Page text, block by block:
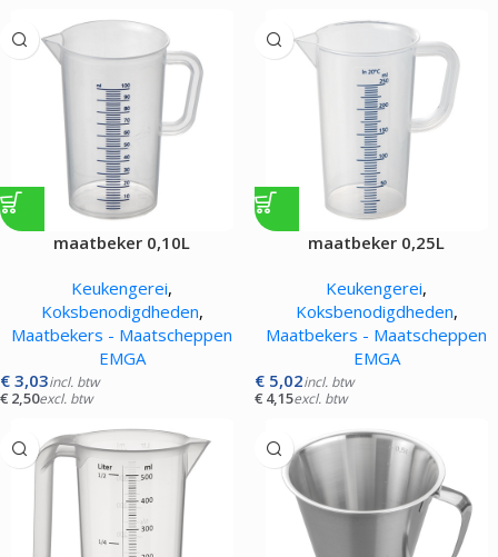
maatbeker 0,10L
Keukengerei,
Koksbenodigdheden,
Maatbekers - Maatscheppen
EMGA
€ 3,03incl. btw
€ 2,50excl. btw
maatbeker 0,25L
Keukengerei,
Koksbenodigdheden,
Maatbekers - Maatscheppen
EMGA
€ 5,02incl. btw
€ 4,15excl. btw